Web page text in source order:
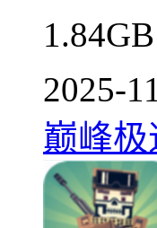
1.84GB
2025-
巅峰